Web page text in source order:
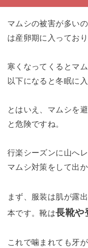
マムシの被害が多い
は産卵期に入ってお
寒くなってくるとマ
以下になると冬眠に入
とはいえ、マムシを
と危険ですね。
行楽シーズンに山へ
マムシ対策をして出か
まず、服装は肌が露
本です。靴は長靴や
これで噛まれても牙